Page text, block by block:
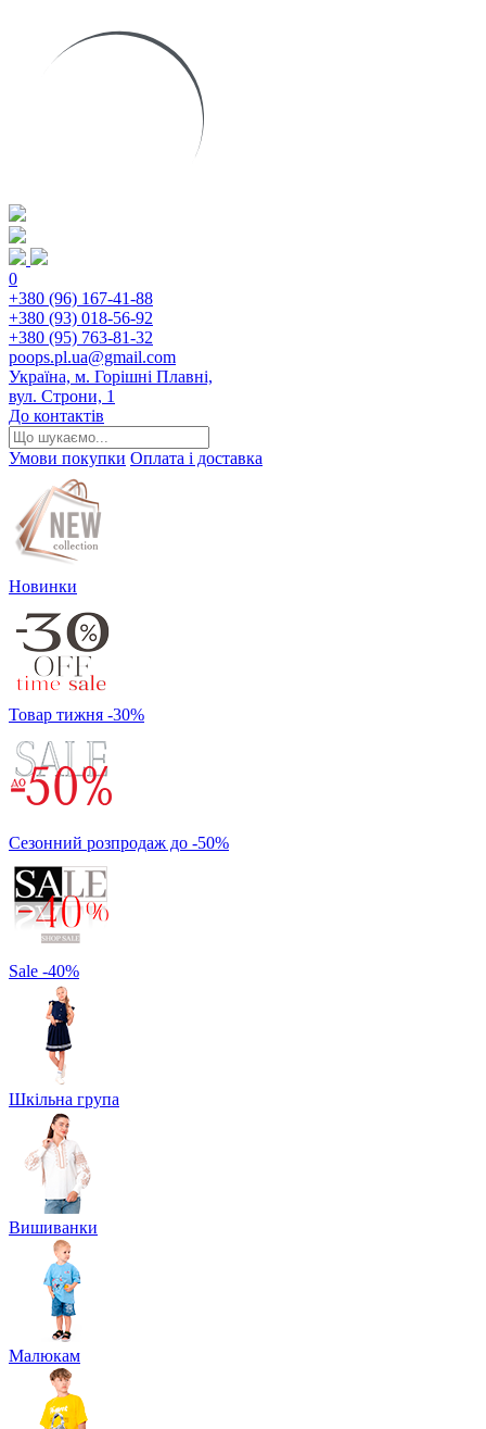
0
+380 (96) 167-41-88
+380 (93) 018-56-92
+380 (95) 763-81-32
poops.pl.ua@gmail.com
Україна, м. Горішні Плавні,
вул. Строни, 1
До контактів
Умови покупки Оплата і доставка
Новинки
Товар тижня -30%
Сезонний розпродаж до -50%
Sale -40%
Шкільна група
Вишиванки
Малюкам